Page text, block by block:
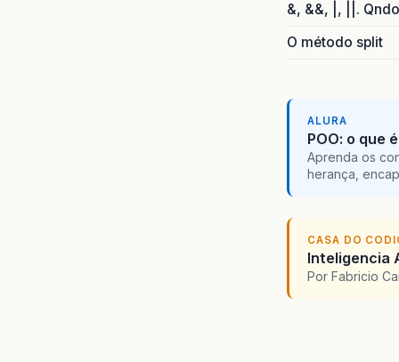
&, &&, |, ||.
O método split
ALURA
POO: o que
Aprenda os
herança,
CASA DO
Inteligencia
Por Fabricio